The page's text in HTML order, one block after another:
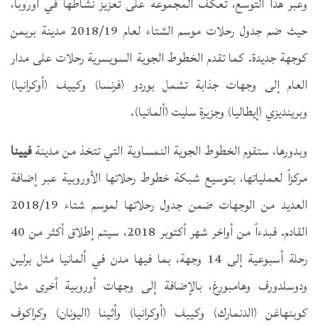
حيث ضم جدول رحلات موسم الشتاء لعام 2018/19 مدينة بريمن
كوجهة جديدة. كما تقدم الخطوط الجوية السويسرية رحلات على مدار
العام إلى وجهات جذابة تشمل بوردو (فرنسا) وكييف (أوكرانيا)
وبرينديزي (إيطاليا) وجزيرة سليت (ألمانيا).
وبدورها، ستقوم الخطوط الجوية النمساوية التي تتخذ من مدينةفيينا
مركزاً لعملياتها، بتوسيع شبكة خطوط رحلاتها الأوروبية عبر إضافة
العديد من الوجهات ضمن جدول رحلاتها لموسم شتاء 2018/19
القادم. فبدءاً من أواخر شهر أكتوبر 2018، سيتم إطلاق أكثر من 40
رحلة أسبوعية إلى 14 وجهة، بما فيها مدن في ألمانيا مثل برلين
ودوسلدورف وهامبورغ، بالإضافة إلى وجهات أوروبية أخرى مثل
كوبنهاغن (الدنمارك) وكييف (أوكرانيا) وأثينا (اليونان) وكراكوف